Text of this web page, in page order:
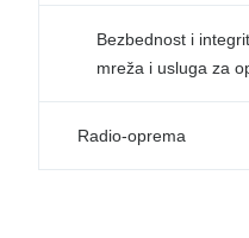
Bezbednost i
mreža i usluga za
Radio-oprema